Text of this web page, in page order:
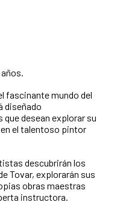
años.
fascinante mundo del
diseñado
desean explorar su
el talentoso pintor
descubrirán los
Tovar, explorarán sus
obras maestras
instructora.